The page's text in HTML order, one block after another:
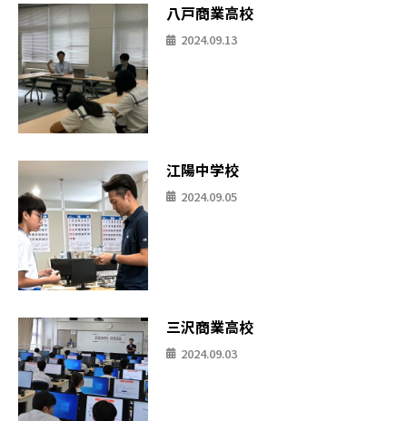
八戸商業高校
2024.09.13
江陽中学校
2024.09.05
三沢商業高校
2024.09.03